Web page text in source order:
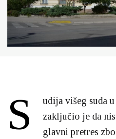
S
udija višeg suda
zaključio je da
glavni pretres